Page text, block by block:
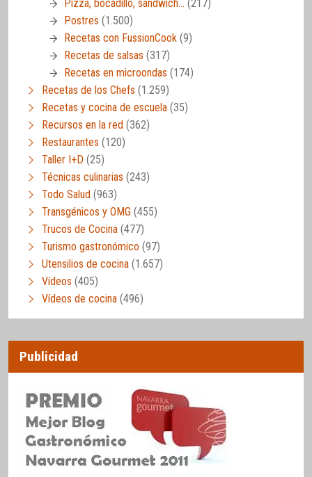
Pizza, bocadillo, sandwich… (217)
Postres (1.500)
Recetas con FussionCook (9)
Recetas de salsas (317)
Recetas en microondas (174)
Recetas de los Chefs (1.259)
Recetas y cocina de escuela (35)
Recursos en la red (362)
Restaurantes (120)
Taller I+D (25)
Técnicas culinarias (243)
Todo Salud (963)
Transgénicos y OMG (455)
Trucos de Cocina (477)
Turismo gastronómico (97)
Utensilios de cocina (1.657)
Vídeos (405)
Vídeos de cocina (496)
Publicidad